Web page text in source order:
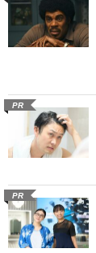
PR
PR